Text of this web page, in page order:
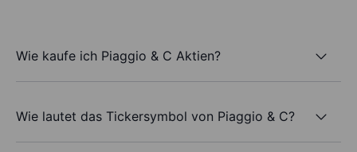
Wie kaufe ich Piaggio & C Aktien?
Wie lautet das Tickersymbol von Piaggio & C?